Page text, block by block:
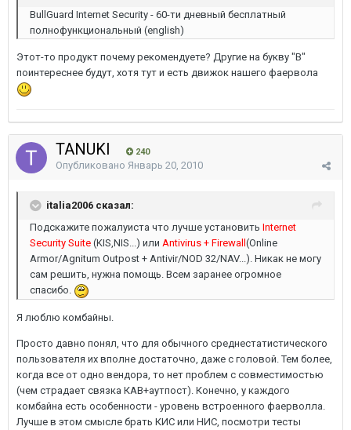
BullGuard Internet Security - 60-ти дневный бесплатный
полнофункциональный (english)
Этот-то продукт почему рекомендуете? Другие на букву "B"
поинтереснее будут, хотя тут и есть движок нашего фаервола
TANUKI 240
Опубликовано Январь 20, 2010
italia2006 сказал:
Подскажите пожалуиста что лучше установить Internet
Security Suite (KIS,NIS...) или Antivirus + Firewall (Online
Armor/Agnitum Outpost + Antivir/NOD 32/NAV...). Никак не могу
сам решить, нужна помощь. Всем заранее огромное
спасибо.
Я люблю комбайны.
Просто давно понял, что для обычного среднестатистического
пользователя их вполне достаточно, даже с головой. Тем более,
когда все от одно вендора, то нет проблем с совместимостью
(чем страдает связка КАВ+аутпост). Конечно, у каждого
комбайна есть особенности - уровень встроенного фаерволла.
Лучше в этом смысле брать КИС или НИС, посмотри тесты